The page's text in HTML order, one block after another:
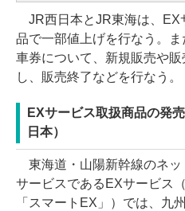
JR西日本とJR東海は、EX
品で一部値上げを行なう。
車券について、新規販売や
し、販売終了などを行なう。
EXサービス取扱商品の発
日本）
東海道・山陽新幹線のネッ
サービスであるEXサービス
「スマートEX」）では、九